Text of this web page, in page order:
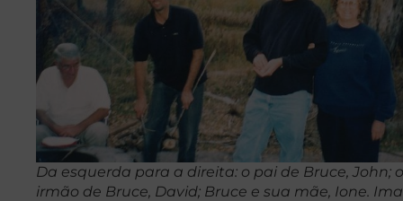
Da esquerda para a direita: o pai de Bruce, John; o
irmão de Bruce, David; Bruce e sua mãe, Ione.